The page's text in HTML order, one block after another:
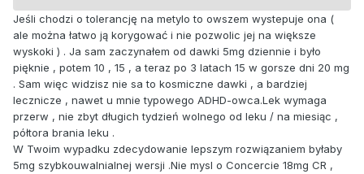
Jeśli chodzi o tolerancję na metylo to owszem wystepuje ona (
ale można łatwo ją korygować i nie pozwolic jej na większe
wyskoki ) . Ja sam zaczynałem od dawki 5mg dziennie i było
pięknie , potem 10 , 15 , a teraz po 3 latach 15 w gorsze dni 20 mg
. Sam więc widzisz nie sa to kosmiczne dawki , a bardziej
lecznicze , nawet u mnie typowego ADHD-owca.Lek wymaga
przerw , nie zbyt długich tydzień wolnego od leku / na miesiąc ,
półtora brania leku .
W Twoim wypadku zdecydowanie lepszym rozwiązaniem byłaby
5mg szybkouwalnialnej wersji .Nie mysl o Concercie 18mg CR ,